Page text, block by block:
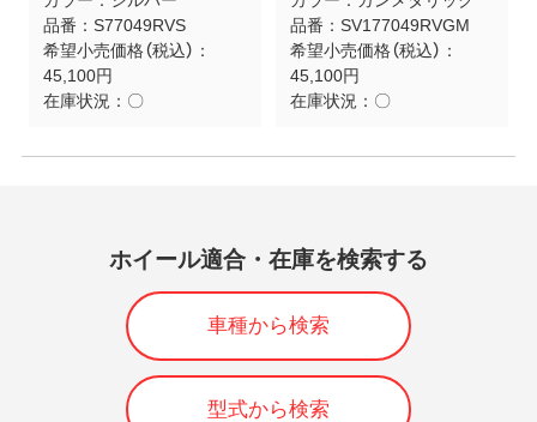
品番： S77049RVS
希望小売価格（税込）：
45,100円
在庫状況： 〇
品番： SV177049RVGM
希望小売価格（税込）：
45,100円
在庫状況： 〇
ホイール適合・在庫を検索する
車種から検索
型式から検索